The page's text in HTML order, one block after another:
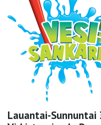
Lauantai-Sunnuntai